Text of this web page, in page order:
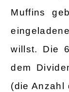
Muffins
willst. Die
dem
(die Anzahl